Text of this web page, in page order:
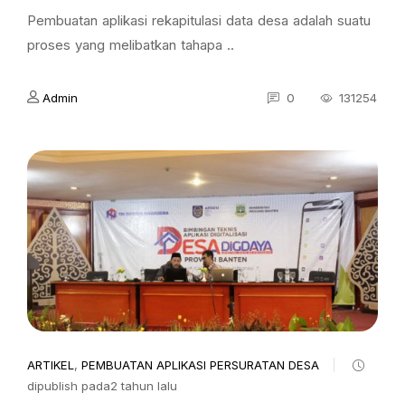
Pembuatan aplikasi rekapitulasi data desa adalah suatu
proses yang melibatkan tahapa ..
Admin 0 131254
ARTIKEL , PEMBUATAN APLIKASI PERSURATAN DESA
dipublish pada2 tahun lalu